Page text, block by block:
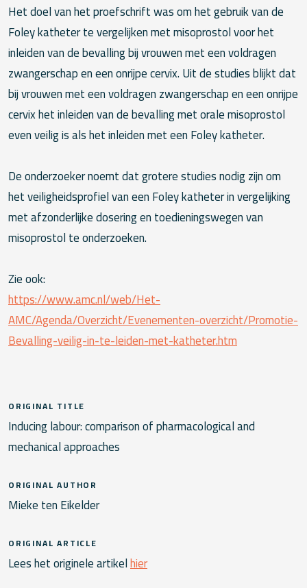
Het doel van het proefschrift was om het gebruik van de
Foley katheter te vergelijken met misoprostol voor het
inleiden van de bevalling bij vrouwen met een voldragen
zwangerschap en een onrijpe cervix. Uit de studies blijkt dat
bij vrouwen met een voldragen zwangerschap en een onrijpe
cervix het inleiden van de bevalling met orale misoprostol
even veilig is als het inleiden met een Foley katheter.
De onderzoeker noemt dat grotere studies nodig zijn om
het veiligheidsprofiel van een Foley katheter in vergelijking
met afzonderlijke dosering en toedieningswegen van
misoprostol te onderzoeken.
Zie ook:
https://www.amc.nl/web/Het-
AMC/Agenda/Overzicht/Evenementen-overzicht/Promotie-
Bevalling-veilig-in-te-leiden-met-katheter.htm
ORIGINAL TITLE
Inducing labour: comparison of pharmacological and
mechanical approaches
ORIGINAL AUTHOR
Mieke ten Eikelder
ORIGINAL ARTICLE
Lees het originele artikelhier